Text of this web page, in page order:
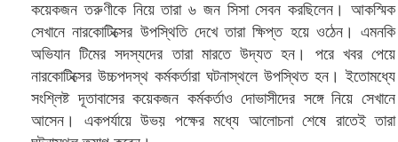
কয়েকজন তরুণীকে নিয়ে তারা ৬ জন সিসা সেবন করছিলেন। আকস্মিক
সেখানে নারকোটিক্সের উপস্থিতি দেখে তারা ক্ষিপ্ত হয়ে ওঠেন। এমনকি
অভিযান টিমের সদস্যদের তারা মারতে উদ্যত হন। পরে খবর পেয়ে
নারকোটিক্সের উচ্চপদস্থ কর্মকর্তারা ঘটনাস্থলে উপস্থিত হন। ইতোমধ্যে
সংশ্লিষ্ট দূতাবাসের কয়েকজন কর্মকর্তাও দোভাসীদের সঙ্গে নিয়ে সেখানে
আসেন। একপর্যায়ে উভয় পক্ষের মধ্যে আলোচনা শেষে রাতেই তারা